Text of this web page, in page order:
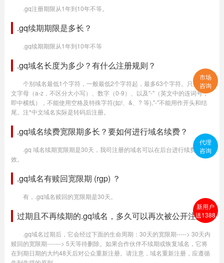
.gq注册期限从1年到10年不等。
.gq续期期限是多长？
.gq续期期限从1年到10年不等
.gq域名长度为多少？有什么注册规则？
个别域名最低1个字符，一般最低2个字符起，最多63个字符。只提供英
文字母（a-z，不区分大小写）、数字（0-9）、以及"-"（英文中的连词号，
即中横线），不能使用空格及特殊字符(如!、&、? 等),"-"不能用作开头和结
尾。注*中文域名实际是转码后注册。
.gq域名续费宽限期多长？要如何进行域名续费？
.gq 域名续期宽限期是30天，我司注册的域名可以在后台进行续费生
效。
.gq域名有赎回宽限期 (rgp) ？
有，.gq域名赎回的宽限期是30天。
过期且不再续期的.gq域名，多久可以再次被公开注册？
.gq域名过期后，它会经过下面的生命周期：30天的宽限期-----> 30天内
赎回的宽限期-------> 5天等待删除。如果合作伙伴不续期或恢复域名，它将
在到期日期的大约48天后对公众重新注册。请注意，域名重新注册，应遵循
市场
咨询
代理
咨询
新用户
送1388